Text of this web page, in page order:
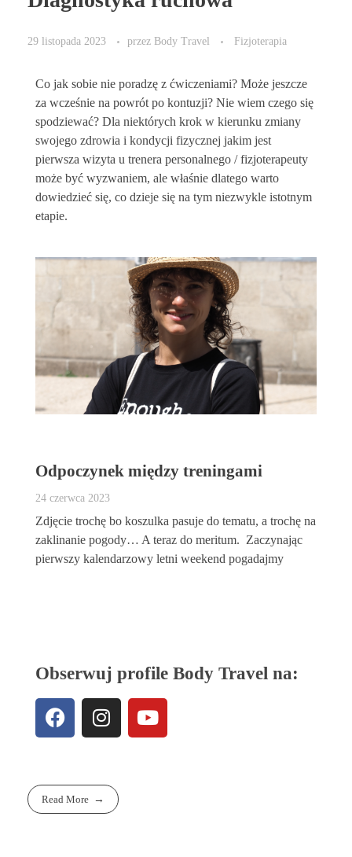
29 listopada 2023 przez Body Travel Fizjoterapia
Co jak sobie nie poradzę z ćwiczeniami? Może jeszcze
za wcześnie na powrót po kontuzji? Nie wiem czego się
spodziewać? Dla niektórych krok w kierunku zmiany
swojego zdrowia i kondycji fizycznej jakim jest
pierwsza wizyta u trenera personalnego / fizjoterapeuty
może być wyzwaniem, ale właśnie dlatego warto
dowiedzieć się, co dzieje się na tym niezwykle istotnym
etapie.
Odpoczynek między treningami
24 czerwca 2023
Zdjęcie trochę bo koszulka pasuje do tematu, a trochę na
zaklinanie pogody… A teraz do meritum. Zaczynając
pierwszy kalendarzowy letni weekend pogadajmy
Obserwuj profile Body Travel na:
Read More